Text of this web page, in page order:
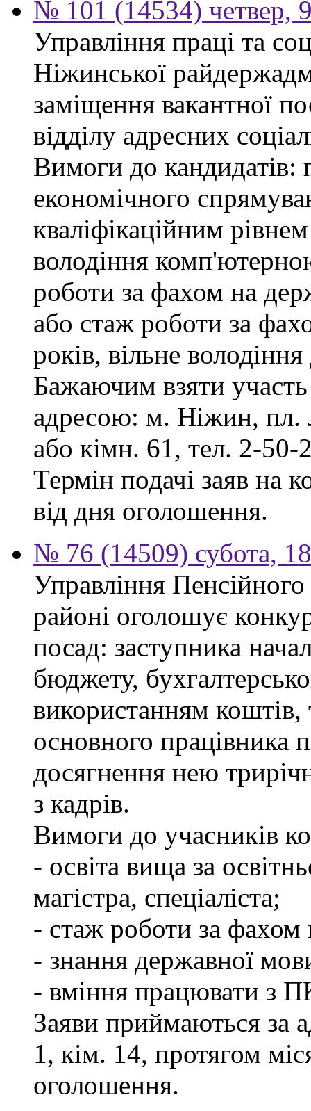
№ 101 (14534) четвер,
Управління праці та
Ніжинської
заміщення вакантної
відділу адресних
Вимоги до кандидатів:
економічного
кваліфікаційним
володіння
роботи за фахом на
або стаж роботи за
років, вільне
Бажаючим взяти участь
адресою: м. Ніжин, пл.
або кімн. 61, тел. 2-50-
Термін подачі заяв на
від дня оголошення.
№ 76 (14509) субота,
Управління
районі оголошує
посад: заступника
бюджету,
використанням коштів,
основного працівника
досягнення нею
з кадрів.
Вимоги до учасників
- освіта вища за
магістра, спеціаліста;
- стаж роботи за
- знання державної
- вміння працювати з
Заяви приймаються за
1, кім. 14, протягом
оголошення.